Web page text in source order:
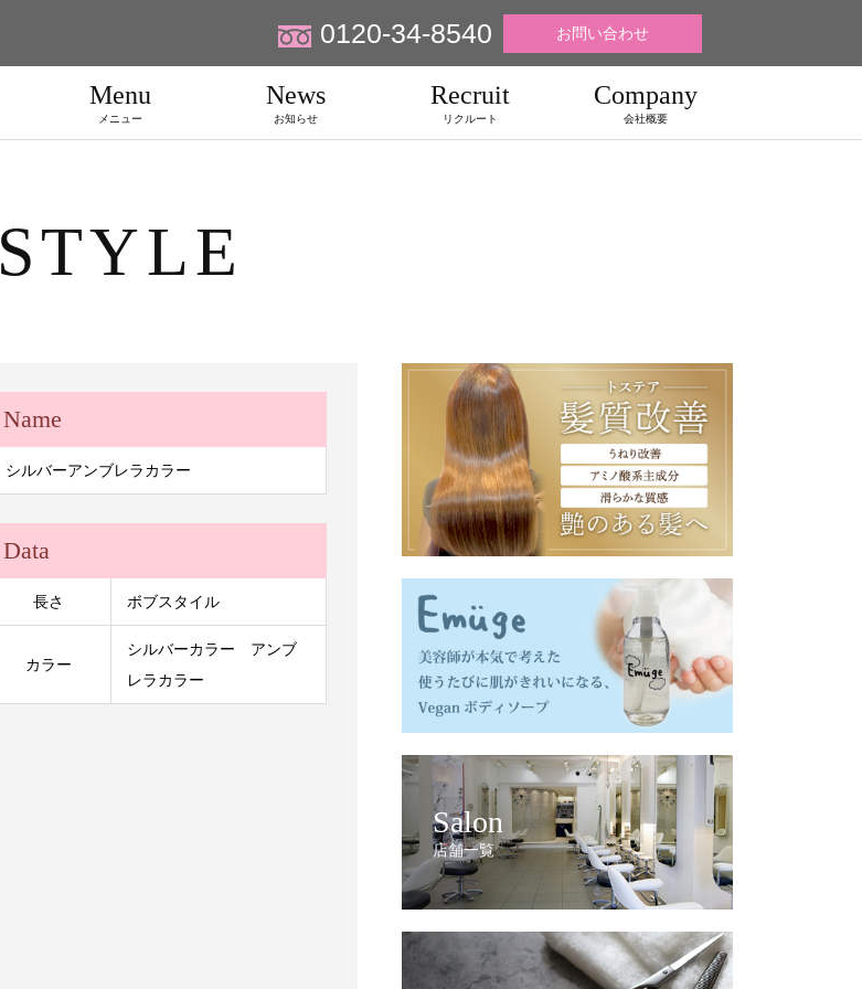
0120-34-8540 お問い合わせ
Menu
メニュー
News
お知らせ
Recruit
リクルート
Company
会社概要
STYLE
Name
シルバーアンブレラカラー
Data
長さ ボブスタイル
カラー
シルバーカラー アンブ
レラカラー
Salon
店舗一覧